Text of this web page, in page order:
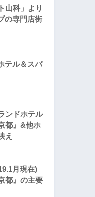
山科」より
専門店街
テル＆スパ
ンドホテル
都』&他ホ
え
月現在)
都』の主要